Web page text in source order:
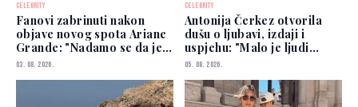
CELEBRITY
Fanovi zabrinuti nakon
objave novog spota Ariane
Grande: "Nadamo se da je
dobro"
03. 08. 2026.
CELEBRITY
Antonija Čerkez otvorila
dušu o ljubavi, izdaji i
uspjehu: "Malo je ljudi
kojima možete vjerovati"
05. 08. 2026.